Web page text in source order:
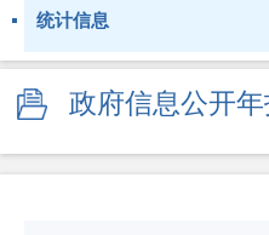
统计信息
政府信息公开年